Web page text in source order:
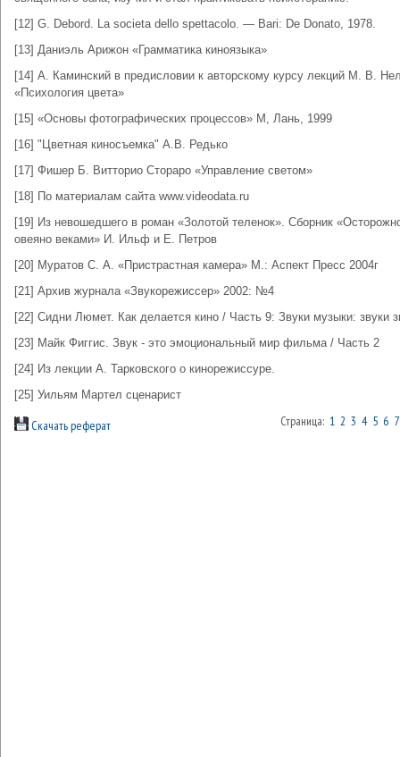
[12] G. Debord. La societа dello spettacolo. — Bari: De Donato, 1978.
[13] Даниэль Арижон «Грамматика киноязыка»
[14] А. Каминский в предисловии к авторскому курсу лекций М. В.
«Психология цвета»
[15] «Основы фотографических процессов» М, Лань, 1999
[16] "Цветная киносъемка" А.В. Редько
[17] Фишер Б. Витторио Стораро «Управление светом»
[18] По материалам сайта www.videodata.ru
[19] Из невошедшего в роман «Золотой теленок». Сборник
овеяно веками» И. Ильф и Е. Петров
[20] Муратов С. А. «Пристрастная камера» М.: Аспект Пресс 2004г
[21] Архив журнала «Звукорежиссер» 2002: №4
[22] Сидни Люмет. Как делается кино / Часть 9: Звуки музыки: звуки
[23] Майк Фиггис. Звук - это эмоциональный мир фильма / Часть 2
[24] Из лекции А. Тарковского о кинорежиссуре.
[25] Уильям Мартел сценарист
Скачать реферат Страница: 1 2 3 4 5 6 7